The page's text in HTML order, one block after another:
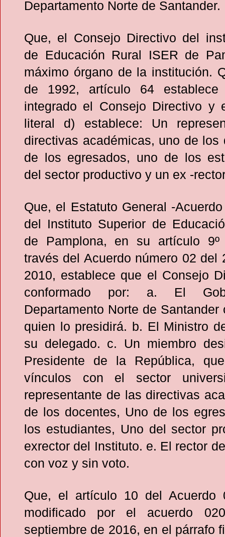
Departamento Norte de Santander.
Que, el Consejo Directivo del
de Educación Rural ISER de
máximo órgano de la institución.
de 1992, artículo 64 establece
integrado el Consejo Directivo y
literal d) establece: Un
directivas académicas, uno de los
de los egresados, uno de los
del sector productivo y un ex -
Que, el Estatuto General -
del Instituto Superior de
de Pamplona, en su artículo 9º
través del Acuerdo número 02 del
2010, establece que el Consejo
conformado por: a. El
Departamento Norte de Santander
quien lo presidirá. b. El Ministro
su delegado. c. Un miembro
Presidente de la República,
vínculos con el sector
representante de las directivas
de los docentes, Uno de los
los estudiantes, Uno del sector
exrector del Instituto. e. El rector
con voz y sin voto.
Que, el artículo 10 del Acuerdo
modificado por el acuerdo
septiembre de 2016, en el párrafo